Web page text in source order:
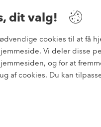
dit valg!
cookies til at få
Vi deler disse
og for at
af cookies. Du kan
betalingsmuligheder ?elpy